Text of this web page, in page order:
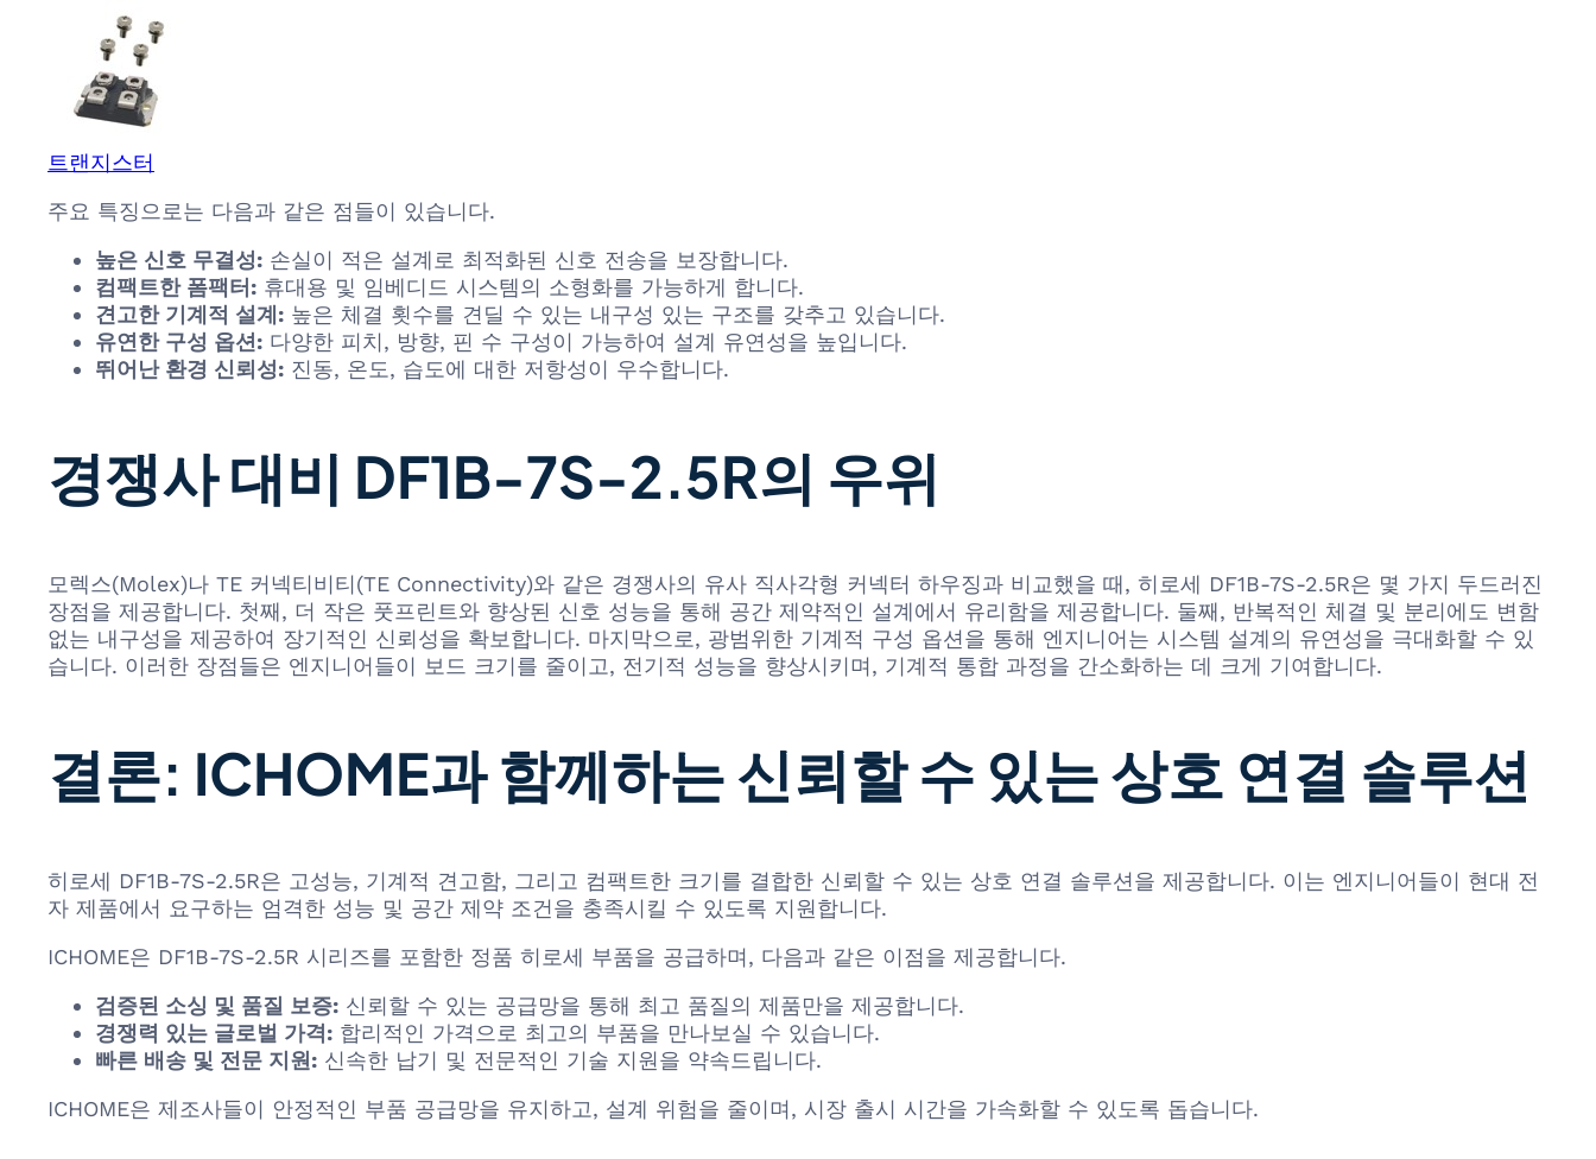
트랜지스터
주요 특징으로는 다음과 같은 점들이 있습니다.
높은 신호 무결성: 손실이 적은 설계로 최적화된 신호 전송을 보장합니다.
컴팩트한 폼팩터: 휴대용 및 임베디드 시스템의 소형화를 가능하게 합니다.
견고한 기계적 설계: 높은 체결 횟수를 견딜 수 있는 내구성 있는 구조를 갖추고 있습니다.
유연한 구성 옵션: 다양한 피치, 방향, 핀 수 구성이 가능하여 설계 유연성을 높입니다.
뛰어난 환경 신뢰성: 진동, 온도, 습도에 대한 저항성이 우수합니다.
경쟁사 대비 DF1B-7S-2.5R의 우위
모렉스(Molex)나 TE 커넥티비티(TE Connectivity)와 같은 경쟁사의 유사 직사각형 커넥터 하우징과 비교했을 때, 히로세 DF1B-7S-2.5R은 몇 가지 두드러진
장점을 제공합니다. 첫째, 더 작은 풋프린트와 향상된 신호 성능을 통해 공간 제약적인 설계에서 유리함을 제공합니다. 둘째, 반복적인 체결 및 분리에도 변함
없는 내구성을 제공하여 장기적인 신뢰성을 확보합니다. 마지막으로, 광범위한 기계적 구성 옵션을 통해 엔지니어는 시스템 설계의 유연성을 극대화할 수 있
습니다. 이러한 장점들은 엔지니어들이 보드 크기를 줄이고, 전기적 성능을 향상시키며, 기계적 통합 과정을 간소화하는 데 크게 기여합니다.
결론: ICHOME과 함께하는 신뢰할 수 있는 상호 연결 솔루션
히로세 DF1B-7S-2.5R은 고성능, 기계적 견고함, 그리고 컴팩트한 크기를 결합한 신뢰할 수 있는 상호 연결 솔루션을 제공합니다. 이는 엔지니어들이 현대 전
자 제품에서 요구하는 엄격한 성능 및 공간 제약 조건을 충족시킬 수 있도록 지원합니다.
ICHOME은 DF1B-7S-2.5R 시리즈를 포함한 정품 히로세 부품을 공급하며, 다음과 같은 이점을 제공합니다.
검증된 소싱 및 품질 보증: 신뢰할 수 있는 공급망을 통해 최고 품질의 제품만을 제공합니다.
경쟁력 있는 글로벌 가격: 합리적인 가격으로 최고의 부품을 만나보실 수 있습니다.
빠른 배송 및 전문 지원: 신속한 납기 및 전문적인 기술 지원을 약속드립니다.
ICHOME은 제조사들이 안정적인 부품 공급망을 유지하고, 설계 위험을 줄이며, 시장 출시 시간을 가속화할 수 있도록 돕습니다.